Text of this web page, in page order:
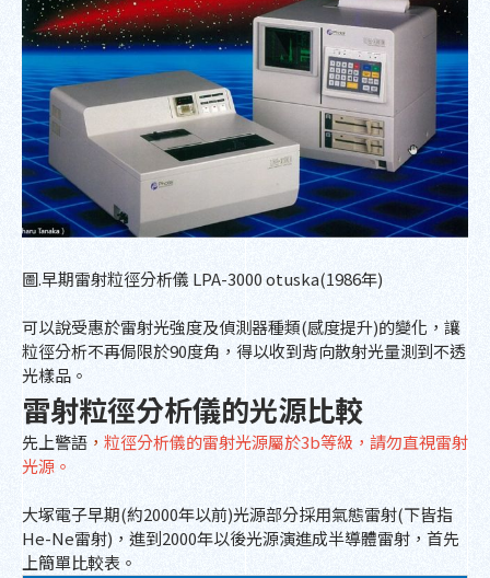
圖.早期雷射粒徑分析儀 LPA-3000 otuska(1986年)
可以說受惠於雷射光強度及偵測器種類(感度提升)的變化，讓
粒徑分析不再侷限於90度角，得以收到背向散射光量測到不透
光樣品。
雷射粒徑分析儀的光源比較
先上警語 ， 粒徑分析儀的雷射光源屬於3b等級，請勿直視雷射
光源。
大塚電子早期(約2000年以前)光源部分採用氣態雷射(下皆指
He-Ne雷射)，進到2000年以後光源演進成半導體雷射，首先
上簡單比較表。